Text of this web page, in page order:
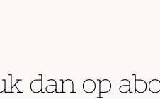
dan op